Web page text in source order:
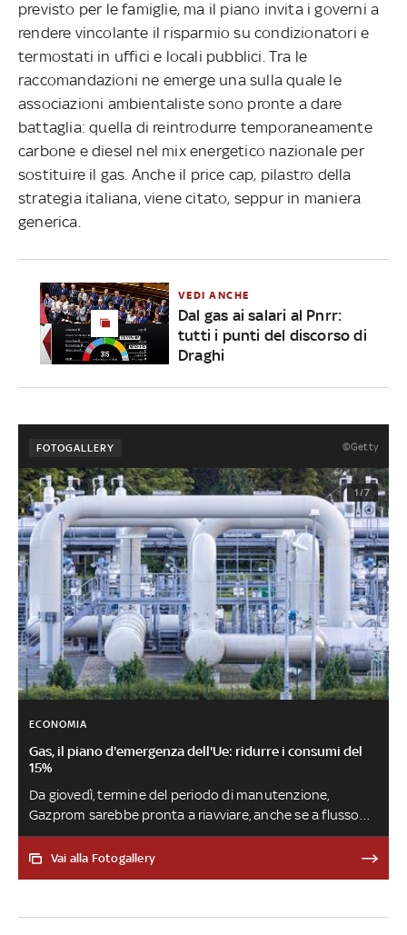
previsto per le famiglie, ma il piano invita i governi a
rendere vincolante il risparmio su condizionatori e
termostati in uffici e locali pubblici. Tra le
raccomandazioni ne emerge una sulla quale le
associazioni ambientaliste sono pronte a dare
battaglia: quella di reintrodurre temporaneamente
carbone e diesel nel mix energetico nazionale per
sostituire il gas. Anche il price cap, pilastro della
strategia italiana, viene citato, seppur in maniera
generica.
VEDI ANCHE
Dal gas ai salari al Pnrr:
tutti i punti del discorso di
Draghi
FOTOGALLERY ©Getty
1/7
ECONOMIA
Gas, il piano d'emergenza dell'Ue: ridurre i consumi del
15%
Da giovedì, termine del periodo di manutenzione,
Gazprom sarebbe pronta a riavviare, anche se a flusso
ridotto, le esportazioni verso l'Europa attraverso il
gasdotto. Ecco come questa scelta potrebbe impattare
ricatta, dobbiamo prepararci'
Vai alla Fotogallery